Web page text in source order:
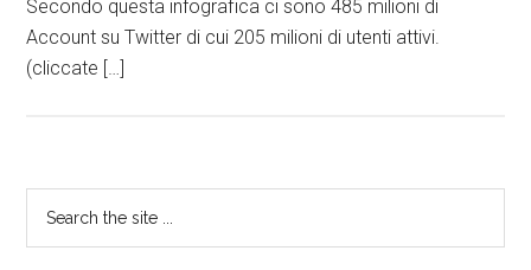
Secondo questa infografica ci sono 485 milioni di
Account su Twitter di cui 205 milioni di utenti attivi.
(cliccate […]